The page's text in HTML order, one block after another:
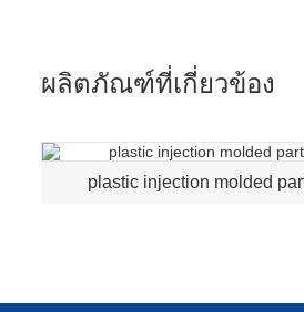
ผลิตภัณฑ์ที่เกี่ยวข้อง
plastic injection molded